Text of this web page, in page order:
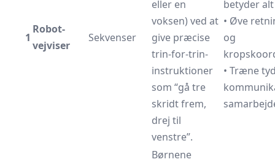
1
Robot-
vejviser
Sekvenser
eller en
voksen) ved at
give præcise
trin-for-trin-
instruktioner
som “gå tre
skridt frem,
drej til
venstre”.
betyder alt
• Øve
og
• Træne
Børnene